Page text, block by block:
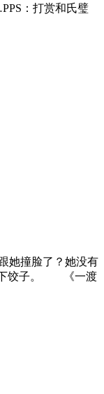
：打赏和氏璧
她撞脸了？她没有
下饺子。 《一渡